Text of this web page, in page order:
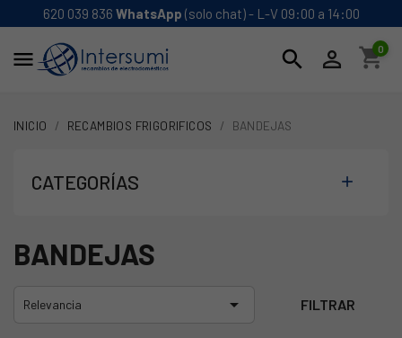
620 039 836 WhatsApp (solo chat) - L-V 09:00 a 14:00
 search  shopping_cart
0
INICIO RECAMBIOS FRIGORIFICOS BANDEJAS
CATEGORÍAS 
BANDEJAS
Relevancia  FILTRAR